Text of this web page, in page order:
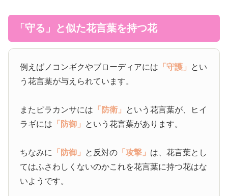
「守る」と似た花言葉を持つ花
例えばノコンギクやブローディアには 「守護」 とい
う花言葉が与えられています。
またピラカンサには 「防衛」 という花言葉が、ヒイ
ラギには 「防御」 という花言葉があります。
ちなみに 「防御」 と反対の 「攻撃」 は、花言葉とし
てはふさわしくないのかこれを花言葉に持つ花はな
いようです。